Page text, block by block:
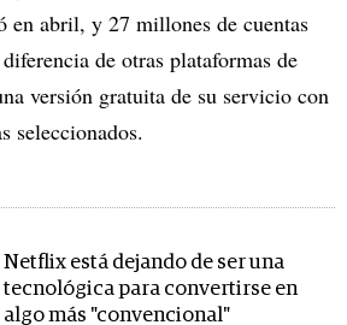
en abril, y 27 millones de cuentas
de otras plataformas de
versión gratuita de su servicio con
seleccionados.
Netflix está dejando de ser una
tecnológica para convertirse en
algo más "convencional"